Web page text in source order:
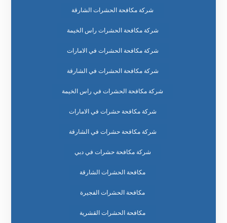
شركة مكافحة الحشرات الشارقة
شركة مكافحة الحشرات راس الخيمة
شركة مكافحة الحشرات في الامارات
شركة مكافحة الحشرات في الشارقة
شركة مكافحة الحشرات في راس الخيمة
شركة مكافحة حشرات في الامارات
شركة مكافحة حشرات في الشارقة
شركة مكافحة حشرات في دبي
مكافحة الحشرات الشارقة
مكافحة الحشرات الفجيرة
مكافحة الحشرات القشرية